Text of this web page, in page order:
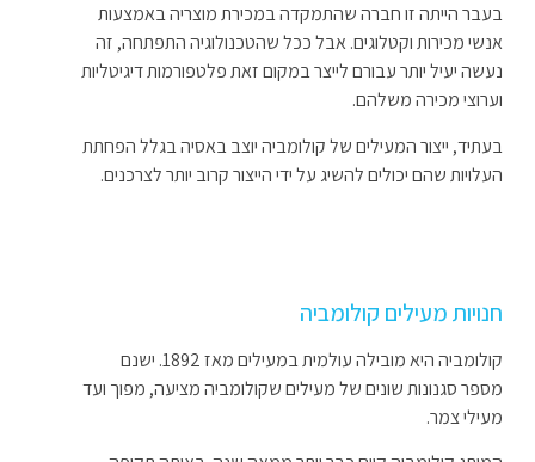
בעבר הייתה זו חברה שהתמקדה במכירת מוצריה באמצעות
אנשי מכירות וקטלוגים. אבל ככל שהטכנולוגיה התפתחה, זה
נעשה יעיל יותר עבורם לייצר במקום זאת פלטפורמות דיגיטליות
וערוצי מכירה משלהם.
בעתיד, ייצור המעילים של קולומביה יוצב באסיה בגלל הפחתת
העלויות שהם יכולים להשיג על ידי הייצור קרוב יותר לצרכנים.
חנויות מעילים קולומביה
קולומביה היא מובילה עולמית במעילים מאז 1892. ישנם
מספר סגנונות שונים של מעילים שקולומביה מציעה, מפוך ועד
מעילי צמר.